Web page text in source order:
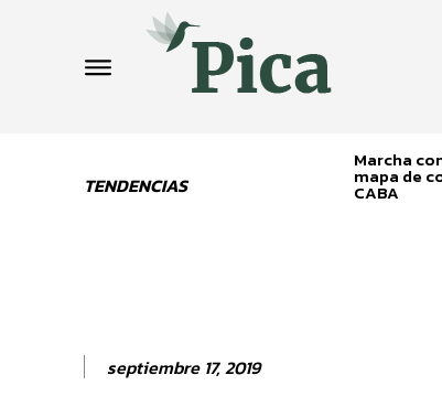
TENDENCIAS
Marcha
mapa de
CABA
septiembre 17, 2019